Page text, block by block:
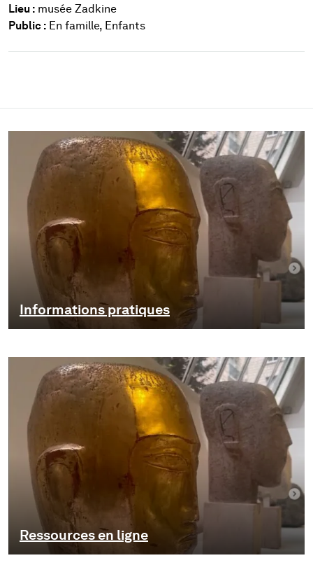
Lieu : musée Zadkine
Public : En famille, Enfants
Informations pratiques
Ressources en ligne